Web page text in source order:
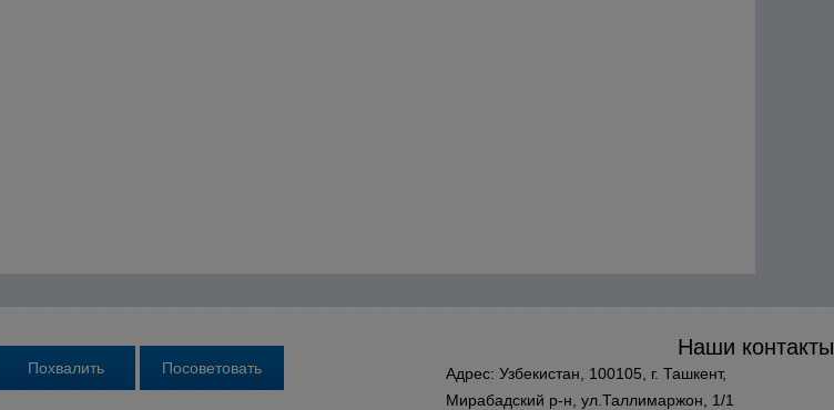
Наши контакты
Адрес: Узбекистан, 100105, г. Ташкент,
Мирабадский р-н, ул.Таллимаржон, 1/1